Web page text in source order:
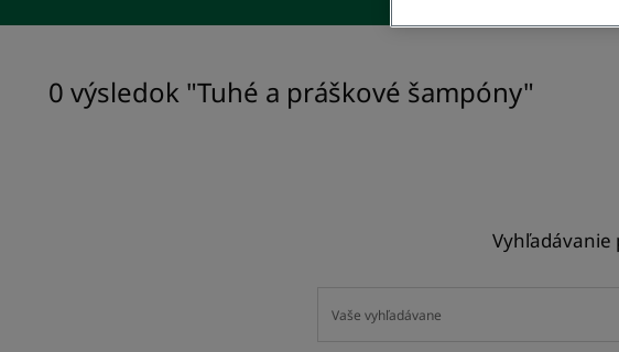
0 výsledok "Tuhé a práškové šampóny"